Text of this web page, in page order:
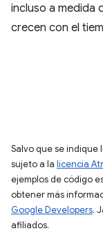
incluso a medida
crecen con el
Salvo que se
sujeto a la licencia
ejemplos de código
obtener más
Google Developers.
afiliados.